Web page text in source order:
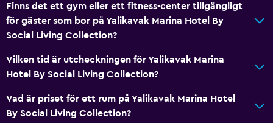
Morgonrock
Tofflor
Hälsa och säkerhet
Finns det ett gym eller ett fitness-center tillgängligt
för gäster som bor på Yalikavak Marina Hotel By
Social Living Collection?
Vilken tid är utcheckningen för Yalikavak Marina
Hotel By Social Living Collection?
Vad är priset för ett rum på Yalikavak Marina Hotel
By Social Living Collection?